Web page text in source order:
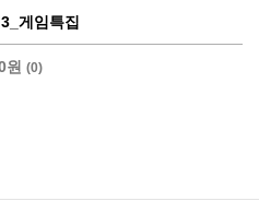
게임특집
원 (0)